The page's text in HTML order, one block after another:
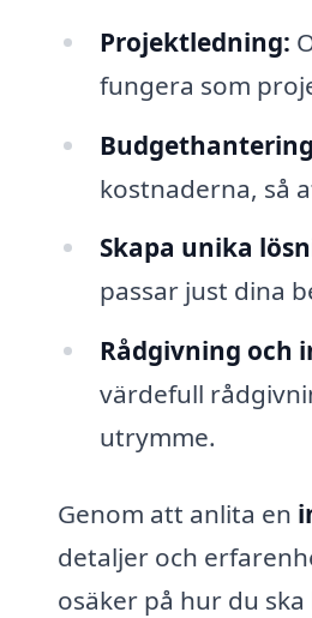
Projektledning:
fungera som
kostnaderna, så
Skapa unika
passar just dina
Rådgivning och
värdefull
utrymme.
Genom att anlita en
detaljer och
osäker på hur du